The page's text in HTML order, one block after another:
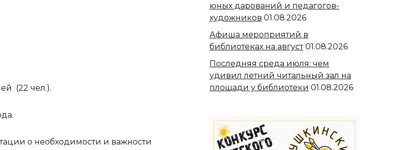
(22 чел.).
о необходимости и важности
юных дарований и педагогов-
художников 01.08.2026
Афиша мероприятий в
библиотеках на август 01.08.2026
Последняя среда июля: чем
удивил летний читальный зал на
площади у библиотеки 01.08.2026